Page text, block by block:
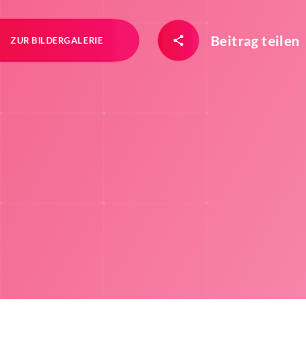
ZUR BILDERGALERIE Beitrag teilen